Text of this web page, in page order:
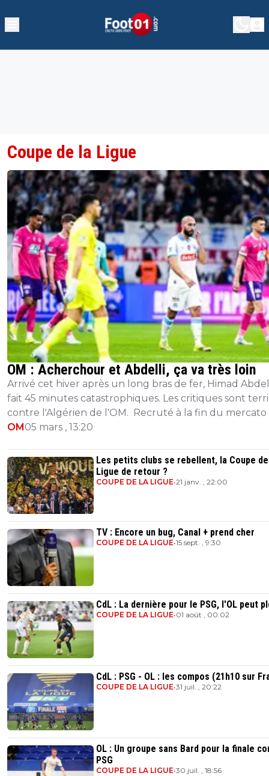
Coupe de la Ligue
OM : Acherchour et Abdelli, ça va très loin
Arrivé cet hiver après un long bras de fer, Himad
fait 45 minutes catastrophiques. Les critiques sont
contre l'Algérien de l'OM. Recruté à la fin du mercato
un mois de press...
OM05 mars , 13:20
Les petits clubs se rebellent, la Coupe
Ligue de retour ?
COUPE DE LA LIGUE•21 janv. , 22:00
TV : Encore un bug, Canal + prend cher
COUPE DE LA LIGUE•15 sept. , 9:30
CdL : La dernière pour le PSG, l'OL peut
COUPE DE LA LIGUE•01 août , 00:02
CdL : PSG - OL : les compos (21h10 sur
COUPE DE LA LIGUE•31 juil. , 20:22
OL : Un groupe sans Bard pour la finale
PSG
COUPE DE LA LIGUE•30 juil. , 18:56